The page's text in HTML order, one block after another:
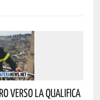
Verso La Qualifica